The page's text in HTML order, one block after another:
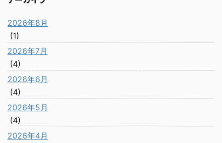
2026年8月
(1)
2026年7月
(4)
2026年6月
(4)
2026年5月
(4)
2026年4月